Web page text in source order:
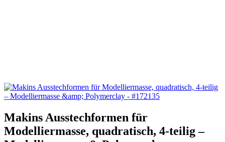
Makins Ausstechformen für
Modelliermasse, quadratisch, 4-teilig –